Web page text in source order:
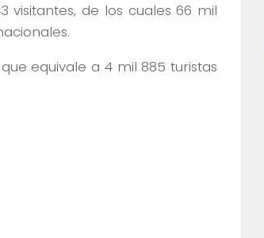
visitantes, de los cuales 66 mil
equivale a 4 mil 885 turistas